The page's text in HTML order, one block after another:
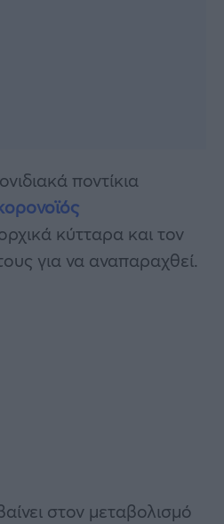
ποντίκια
κύτταρα και τον
για να αναπαραχθεί.
στον μεταβολισμό